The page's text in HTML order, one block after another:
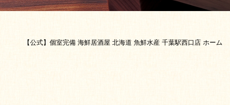
【公式】個室完備 海鮮居酒屋 北海道 魚鮮水産 千葉駅西口店 ホーム